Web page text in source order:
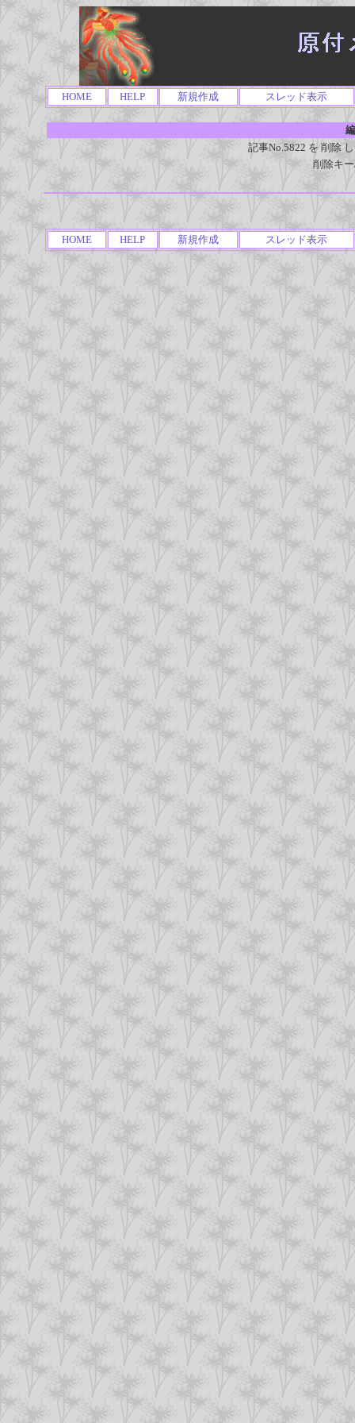
HOME HELP 新規作成 スレッド表示
記事No.5822 を 削除
削除キ
HOME HELP 新規作成 スレッド表示